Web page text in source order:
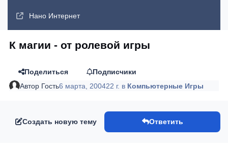
Нано Интернет
К магии - от ролевой игры
Поделиться
Подписчики
Автор Гость6 марта, 200422 г. в Компьютерные Игры
Создать новую тему Ответить